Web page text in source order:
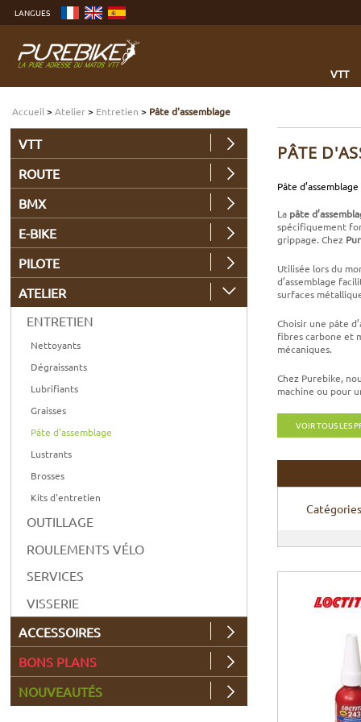
contenu
menu
Aller
LANGUES
VTT
Accueil >Atelier> Entretien > Pâte d'assemblage
PÂTE
Pâte
La pâte
spécifiquement
grippage. Chez
Utilisée lors du
d’assemblage
surfaces
Choisir une pâte
fibres carbone et
mécaniques.
Chez Purebike,
machine ou pour
VOIR TOUS LES
Catégories
VTT
ROUTE
BMX
E-BIKE
PILOTE
ATELIER
ENTRETIEN
Nettoyants
Dégraissants
Lubrifiants
Graisses
Pâte d'assemblage
Lustrants
Brosses
Kits d'entretien
OUTILLAGE
ROULEMENTS VÉLO
SERVICES
VISSERIE
ACCESSOIRES
BONS PLANS
NOUVEAUTÉS